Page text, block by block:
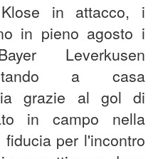
in attacco, i
in pieno agosto i
Leverkusen
a casa
grazie al gol di
in campo nella
per l'incontro